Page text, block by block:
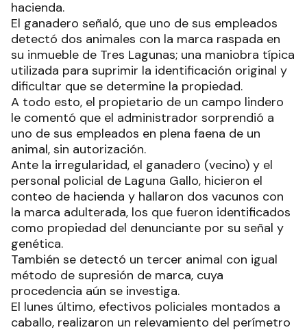
hacienda.
El ganadero señaló, que uno de sus empleados
detectó dos animales con la marca raspada en
su inmueble de Tres Lagunas; una maniobra típica
utilizada para suprimir la identificación original y
dificultar que se determine la propiedad.
A todo esto, el propietario de un campo lindero
le comentó que el administrador sorprendió a
uno de sus empleados en plena faena de un
animal, sin autorización.
Ante la irregularidad, el ganadero (vecino) y el
personal policial de Laguna Gallo, hicieron el
conteo de hacienda y hallaron dos vacunos con
la marca adulterada, los que fueron identificados
como propiedad del denunciante por su señal y
genética.
También se detectó un tercer animal con igual
método de supresión de marca, cuya
procedencia aún se investiga.
El lunes último, efectivos policiales montados a
caballo, realizaron un relevamiento del perímetro